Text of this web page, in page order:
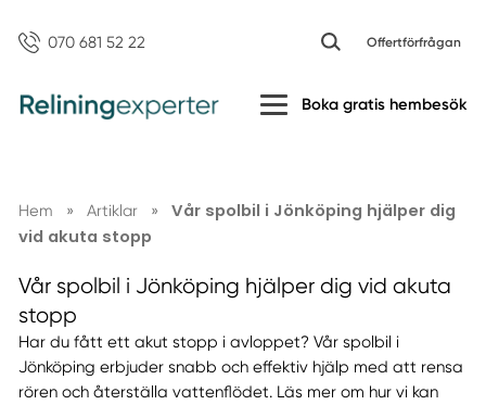
070 681 52 22 Offertförfrågan
Boka gratis hembesök
Hem » Artiklar »
Vår spolbil i Jönköping hjälper dig
vid akuta stopp
Vår spolbil i Jönköping hjälper dig vid akuta
stopp
Har du fått ett akut stopp i avloppet? Vår spolbil i
Jönköping erbjuder snabb och effektiv hjälp med att rensa
rören och återställa vattenflödet. Läs mer om hur vi kan